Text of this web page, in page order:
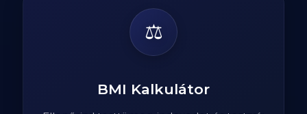
⚖️
BMI Kalkulátor